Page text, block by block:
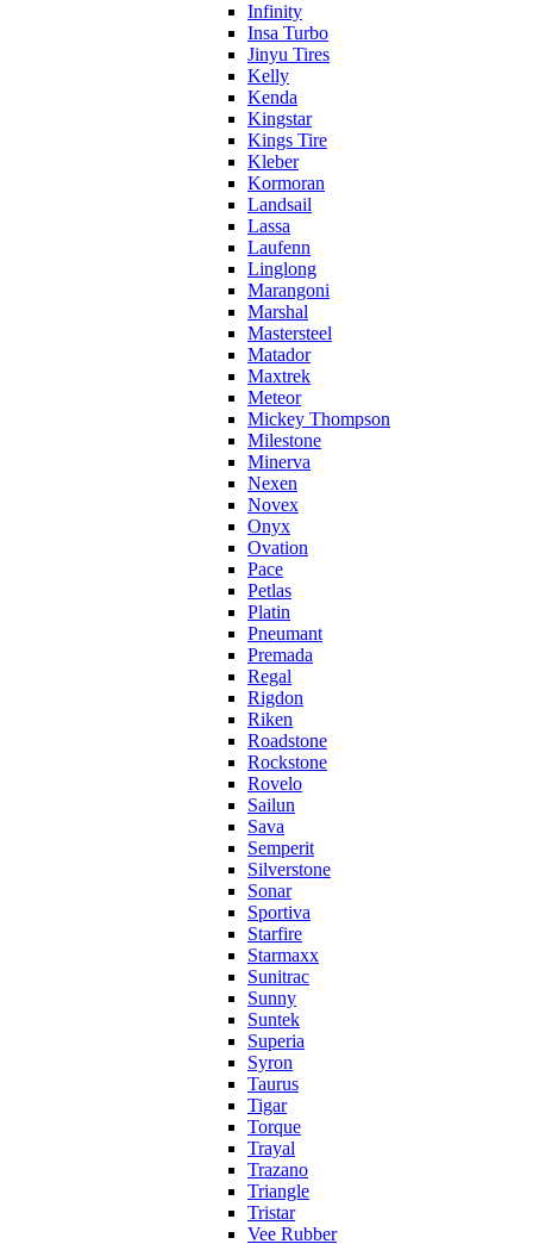
Infinity
Insa Turbo
Jinyu Tires
Kelly
Kenda
Kingstar
Kings Tire
Kleber
Kormoran
Landsail
Lassa
Laufenn
Linglong
Marangoni
Marshal
Mastersteel
Matador
Maxtrek
Meteor
Mickey Thompson
Milestone
Minerva
Nexen
Novex
Onyx
Ovation
Pace
Petlas
Platin
Pneumant
Premada
Regal
Rigdon
Riken
Roadstone
Rockstone
Rovelo
Sailun
Sava
Semperit
Silverstone
Sonar
Sportiva
Starfire
Starmaxx
Sunitrac
Sunny
Suntek
Superia
Syron
Taurus
Tigar
Torque
Trayal
Trazano
Triangle
Tristar
Vee Rubber